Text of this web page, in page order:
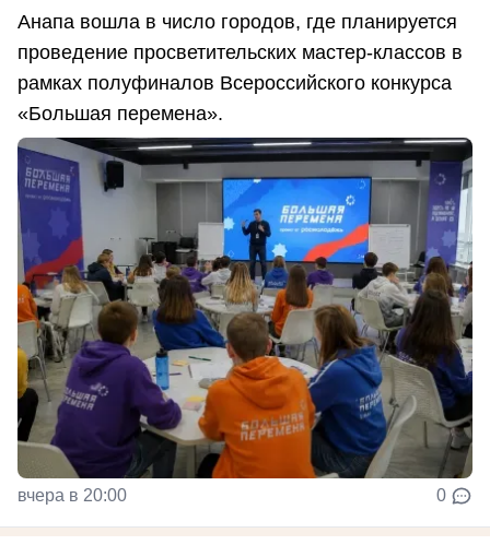
Анапа вошла в число городов, где планируется
проведение просветительских мастер-классов в
рамках полуфиналов Всероссийского конкурса
«Большая перемена».
вчера в 20:00 0